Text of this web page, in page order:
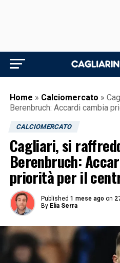
Home » Calciomercato »
Berenbruch: Accardi cambia
CALCIOMERCATO
Cagliari, si
Berenbruch:
priorità per il
Published 1 mese ago on
By Elia Serra